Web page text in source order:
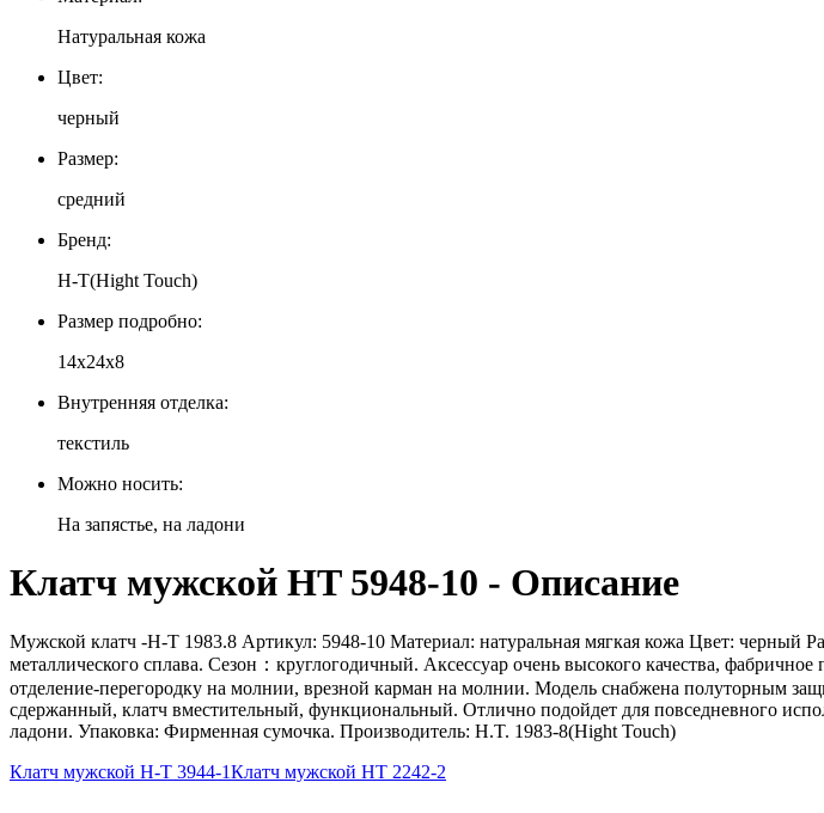
Натуральная кожа
Цвет:
черный
Размер:
средний
Бренд:
H-T(Hight Touch)
Размер подробно:
14х24х8
Внутренняя отделка:
текстиль
Можно носить:
На запястье, на ладони
Клатч мужской HT 5948-10 - Описание
Мужской клатч -H-T 1983.8 Артикул: 5948-10 Материал: натуральная мягкая кожа Цвет: черный
металлического сплава. Сезон：круглогодичный. Аксессуар очень высокого качества,
отделение-перегородку на молнии, врезной карман на молнии. Модель снабжена полуторным
сдержанный, клатч вместительный, функциональный. Отлично подойдет для повседневного
ладони. Упаковка: Фирменная сумочка. Производитель: H.T. 1983-8(Hight Touch)
Клатч мужской H-T 3944-1Клатч мужской HT 2242-2